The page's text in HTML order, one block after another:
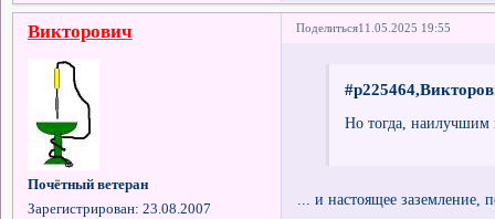
Поделиться11.05.2025 19:55
Викторович
Почётный ветеран
Зарегистрирован: 23.08.2007
Но тогда, наилучшим
... и настоящее заземление,